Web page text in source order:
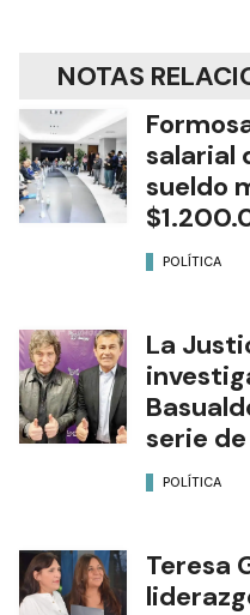
NOTAS
salarial
sueldo
POLÍTICA
La
serie
POLÍTICA
Teresa